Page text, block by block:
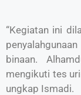
“Kegiatan ini
binaan.
mengikuti tes
ungkap Ismadi.